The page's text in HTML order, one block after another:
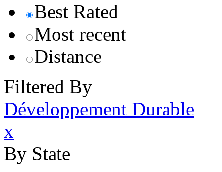
Best Rated
Most recent
Distance
Filtered By
Développement Durable
x
By State